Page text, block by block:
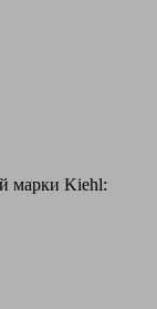
марки Kiehl: